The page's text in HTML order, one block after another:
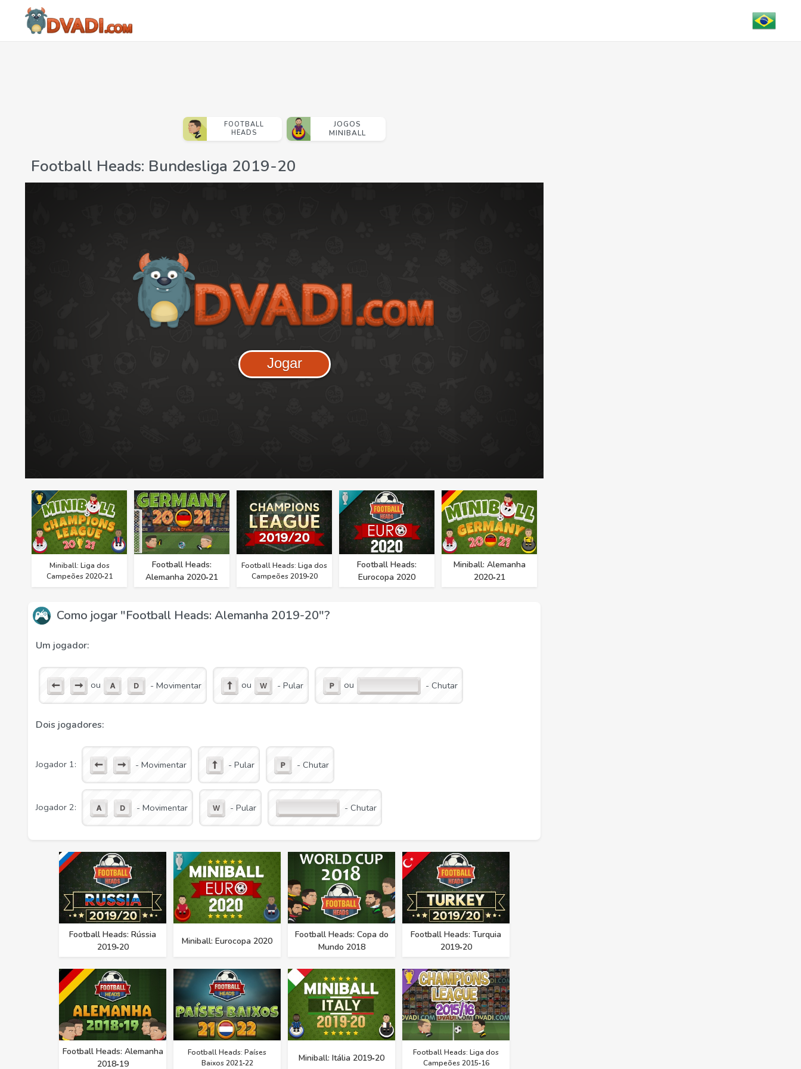
FOOTBALL
HEADS
JOGOS
MINIBALL
Football Heads: Bundesliga 2019-20
Jogar
Miniball: Liga dos
Campeões 2020‑21
Football Heads:
Alemanha 2020‑21
Football Heads: Liga dos
Campeões 2019‑20
Football Heads:
Eurocopa 2020
Miniball: Alemanha
2020‑21
Como jogar "Football Heads: Alemanha 2019-20"?
Um jogador:
ou - Movimentar ou - Pular ou - Chutar
Dois jogadores:
Jogador 1: - Movimentar - Pular - Chutar
Jogador 2: - Movimentar - Pular - Chutar
Football Heads: Rússia
2019‑20
Miniball: Eurocopa 2020
Football Heads: Copa do
Mundo 2018
Football Heads: Turquia
2019‑20
Football Heads: Alemanha
2018‑19
Football Heads: Países
Baixos 2021‑22
Miniball: Itália 2019‑20
Football Heads: Liga dos
Campeões 2015‑16